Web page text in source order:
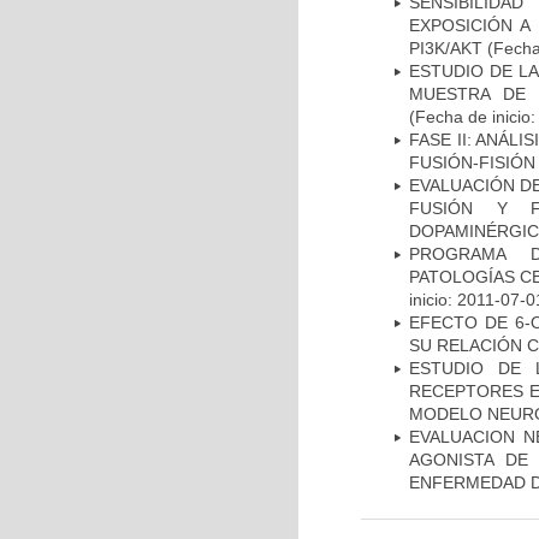
EXPOSICIÓN
PI3K/AKT
ESTUDIO DE
MUESTRA DE
(Fecha de
FASE II:
FUSIÓN-
EVALUACIÓN
FUSIÓN Y
PROGRAMA
PATOLOGÍAS
inicio: 2011-07-
EFECTO DE 6-
SU RELACIÓN
ESTUDIO DE
RECEPTORES
MODELO
EVALUACION
AGONISTA
ENFERMEDAD